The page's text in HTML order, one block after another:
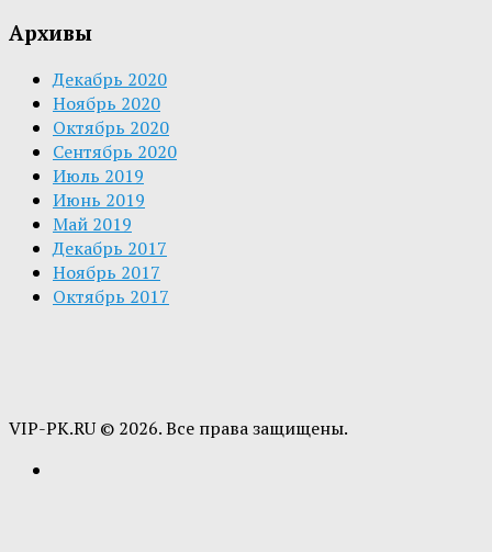
Архивы
Декабрь 2020
Ноябрь 2020
Октябрь 2020
Сентябрь 2020
Июль 2019
Июнь 2019
Май 2019
Декабрь 2017
Ноябрь 2017
Октябрь 2017
VIP-PK.RU © 2026. Все права защищены.